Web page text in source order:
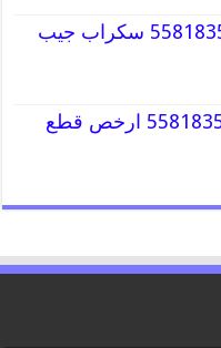
قطع غيار جيب 55818355 سكراب جيب
قطع غيار دودج 55818355 ارخص قطع